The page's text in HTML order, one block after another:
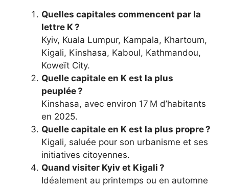
Quelles capitales commencent par la
lettre K ?
Kyiv, Kuala Lumpur, Kampala, Khartoum,
Kigali, Kinshasa, Kaboul, Kathmandou,
Koweït City.
Quelle capitale en K est la plus
peuplée ?
Kinshasa, avec environ 17 M d’habitants
en 2025.
Quelle capitale en K est la plus propre ?
Kigali, saluée pour son urbanisme et ses
initiatives citoyennes.
Quand visiter Kyiv et Kigali ?
Idéalement au printemps ou en automne